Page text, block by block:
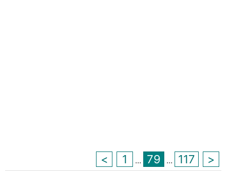
< 1 ... 79 ... 117 >